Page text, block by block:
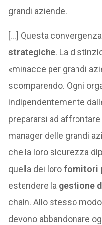
grandi aziende.
[…] Questa
strategiche. La
«minacce per grandi
scomparendo. Ogni
indipendentemente
prepararsi ad affrontare
manager delle grandi
che la loro sicurezza
quella dei lorofornitori
estendere la gestione
chain. Allo stesso
devono abbandonare